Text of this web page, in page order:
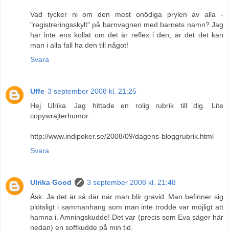
Vad tycker ni om den mest onödiga prylen av alla -
"registreringsskylt" på barnvagnen med barnets namn? Jag
har inte ens kollat om det är reflex i den, är det det kan
man i alla fall ha den till något!
Svara
Uffe 3 september 2008 kl. 21:25
Hej Ulrika. Jag hittade en rolig rubrik till dig. Lite
copywrajterhumor.
http://www.indipoker.se/2008/09/dagens-bloggrubrik.html
Svara
Ulrika Good
3 september 2008 kl. 21:48
Åsk: Ja det är så där när man blir gravid. Man befinner sig
plötsligt i sammanhang som man inte trodde var möjligt att
hamna i. Amningskudde! Det var (precis som Eva säger här
nedan) en soffkudde på min tid.